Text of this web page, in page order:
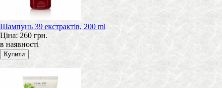
Шампунь 39 екстрактів, 200 ml
Ціна: 260 грн.
в наявності